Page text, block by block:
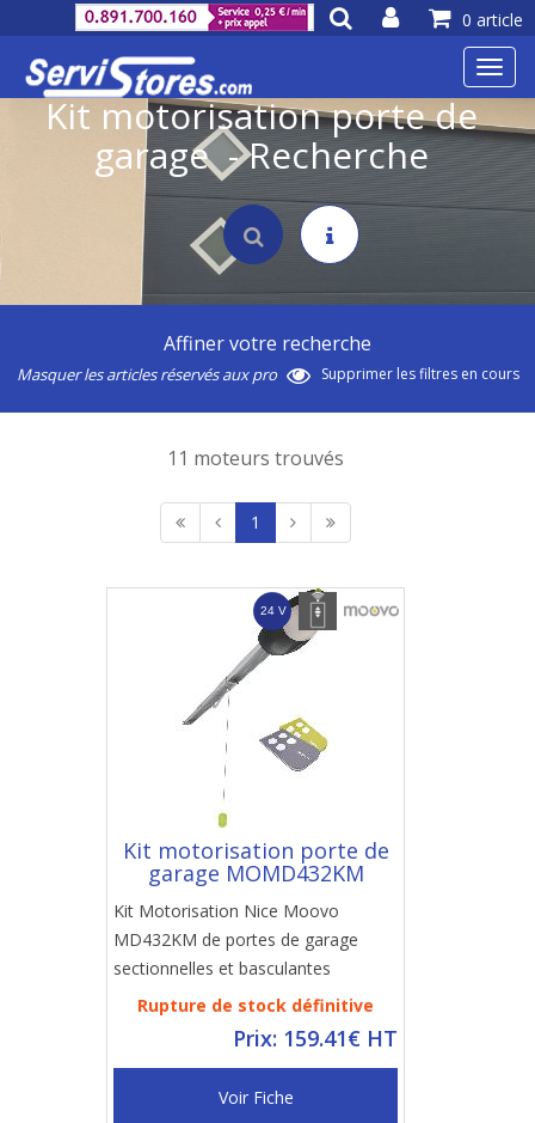
0 article
Kit motorisation porte de
garage - Recherche
Affiner votre recherche
Masquer les articles réservés aux pro Supprimer les filtres en cours
11 moteurs trouvés
1
Kit motorisation porte de
garage MOMD432KM
Kit Motorisation Nice Moovo
MD432KM de portes de garage
sectionnelles et basculantes
Rupture de stock définitive
Prix: 159.41€ HT
Voir Fiche